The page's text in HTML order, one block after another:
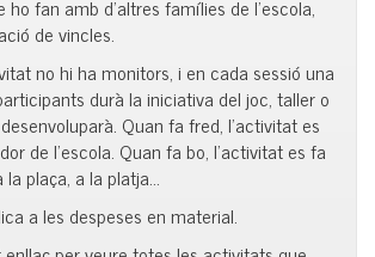
ho fan amb d’altres famílies de l’escola,
de vincles.
no hi ha monitors, i en cada sessió una
durà la iniciativa del joc, taller o
Quan fa fred, l’activitat es
de l’escola. Quan fa bo, l’activitat es fa
la plaça, a la platja…
a les despeses en material.